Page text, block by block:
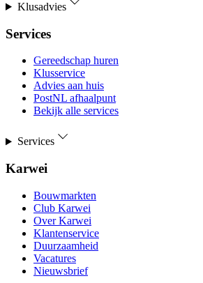
Klusadvies
Services
Gereedschap huren
Klusservice
Advies aan huis
PostNL afhaalpunt
Bekijk alle services
Services
Karwei
Bouwmarkten
Club Karwei
Over Karwei
Klantenservice
Duurzaamheid
Vacatures
Nieuwsbrief